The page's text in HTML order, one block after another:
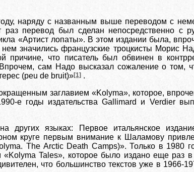
наряду с названным выше переводом с
перевод был сделан непосредственно с
«Артист лопаты». В этом издании была,
нем значились французские троцкисты Морис
что писатель был обвинен в
сам Надо высказал сожаление о том,
(peu de bruit)»[1] .
заглавием «Kolyma», которое,
е годы издательства Gallimard и Verdier
языках: Первое итальянское
круге первым внимание к Шаламову
The Arctic Death Camps)». Только в 1980
«Kolyma Tales», которое было издано еще раз
что большинство текстов уже в 1966-